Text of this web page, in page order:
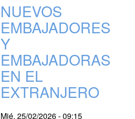
NUEVOS
EMBAJADORES
Y
EMBAJADORAS
EN EL
EXTRANJERO
Mié, 25/02/2026 - 09:15